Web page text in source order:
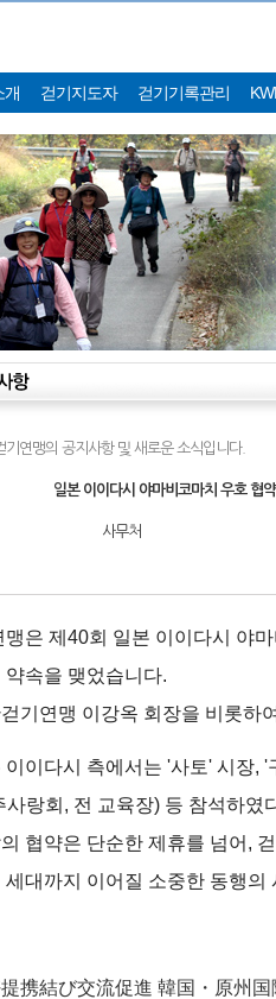
개 걷기지도자 걷기기록관리
기연맹의 공지사항 및 새로운 소식입니다.
일본 이이다시 야마비코마치 우호 협약
사무처
맹은 제40회 일본 이이다시 야
약속을 맺었습니다.
기연맹 이강옥 회장을 비롯하
이이다시 측에서는 '사토' 시장,
사랑회, 전 교육장) 등 참석하였
협약은 단순한 제휴를 넘어,
세대까지 이어질 소중한 동행의
携結び交流促進 韓国・原州